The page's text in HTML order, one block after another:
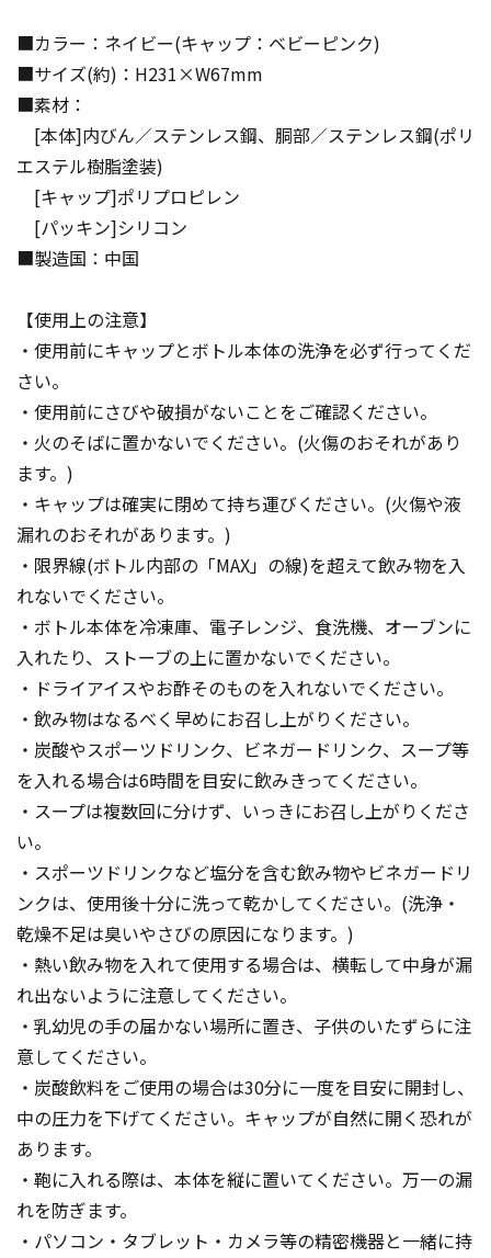
■カラー：ネイビー(キャップ：ベビーピンク)
■サイズ(約)：H231×W67mm
■素材：
[本体]内びん／ステンレス鋼、胴部／ステンレス鋼(ポリ
エステル樹脂塗装)
[キャップ]ポリプロピレン
[パッキン]シリコン
■製造国：中国
【使用上の注意】
・使用前にキャップとボトル本体の洗浄を必ず行ってくだ
さい。
・使用前にさびや破損がないことをご確認ください。
・火のそばに置かないでください。(火傷のおそれがあり
ます。)
・キャップは確実に閉めて持ち運びください。(火傷や液
漏れのおそれがあります。)
・限界線(ボトル内部の「MAX」の線)を超えて飲み物を入
れないでください。
・ボトル本体を冷凍庫、電子レンジ、食洗機、オーブンに
入れたり、ストーブの上に置かないでください。
・ドライアイスやお酢そのものを入れないでください。
・飲み物はなるべく早めにお召し上がりください。
・炭酸やスポーツドリンク、ビネガードリンク、スープ等
を入れる場合は6時間を目安に飲みきってください。
・スープは複数回に分けず、いっきにお召し上がりくださ
い。
・スポーツドリンクなど塩分を含む飲み物やビネガードリ
ンクは、使用後十分に洗って乾かしてください。(洗浄・
乾燥不足は臭いやさびの原因になります。)
・熱い飲み物を入れて使用する場合は、横転して中身が漏
れ出ないように注意してください。
・乳幼児の手の届かない場所に置き、子供のいたずらに注
意してください。
・炭酸飲料をご使用の場合は30分に一度を目安に開封し、
中の圧力を下げてください。キャップが自然に開く恐れが
あります。
・鞄に入れる際は、本体を縦に置いてください。万一の漏
れを防ぎます。
・パソコン・タブレット・カメラ等の精密機器と一緒に持